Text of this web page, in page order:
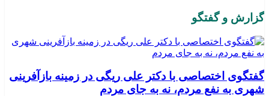
گزارش و گفتگو
گفتگوی اختصاصی با دکتر علی ریگی در زمینه بازآفرینی
شهری به نفع مردم، نه به جای مردم